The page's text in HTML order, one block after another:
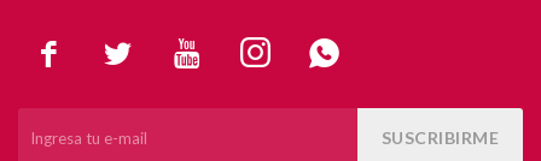
    
SUSCRIBIRME